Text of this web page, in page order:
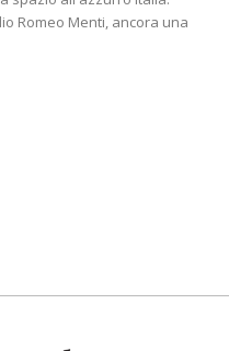
Romeo Menti, ancora una